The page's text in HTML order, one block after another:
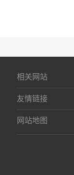
相关网站
友情链接
网站地图